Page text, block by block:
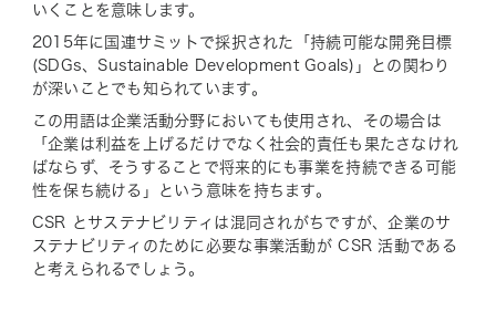
いくことを意味します。
2015年に国連サミットで採択された「持続可能な開発目標
(SDGs、Sustainable Development Goals)」との関わり
が深いことでも知られています。
この用語は企業活動分野においても使用され、その場合は
「企業は利益を上げるだけでなく社会的責任も果たさなけれ
ばならず、そうすることで将来的にも事業を持続できる可能
性を保ち続ける」という意味を持ちます。
CSR とサステナビリティは混同されがちですが、企業のサ
ステナビリティのために必要な事業活動が CSR 活動である
と考えられるでしょう。